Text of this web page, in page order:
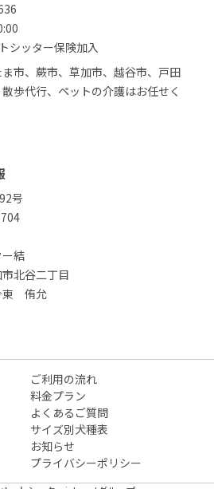
シッター保険加入
市、蕨市、草加市、越谷市、戸田
歩代行、ペットの介護はお任せく
号
ー結
市北谷二丁目
東 侑允
ご利用の流れ
料金プラン
よくあるご質問
サイズ別犬種表
お知らせ
プライバシーポリシー